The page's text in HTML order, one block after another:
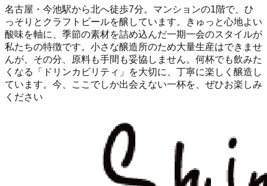
名古屋・今池駅から北へ徒歩7分。マンションの1階で、ひ
っそりとクラフトビールを醸しています。きゅっと心地よい
酸味を軸に、季節の素材を詰め込んだ一期一会のスタイルが
私たちの特徴です。小さな醸造所のため大量生産はできませ
んが、その分、原料も手間も妥協しません。何杯でも飲みた
くなる「ドリンカビリティ」を大切に、丁寧に楽しく醸造し
ています。今、ここでしか出会えない一杯を、ぜひお楽しみ
ください